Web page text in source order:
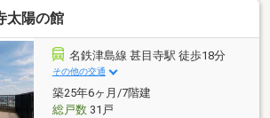
太陽の館
名鉄津島線 甚目寺駅 徒歩18分
その他の交通
築25年6ヶ月/7階建
総戸数31戸